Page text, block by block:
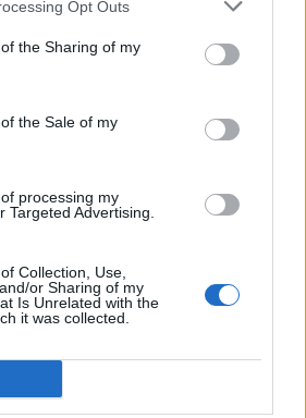
Opt Outs
the Sharing of my
the Sale of my
processing my
Targeted Advertising.
Collection, Use,
or Sharing of my
Is Unrelated with the
it was collected.
a adus României o
la ONU. Dragnea și
țările arabe, dar și pe cele
de idioți. Mihai Fifor: „Klaus
vinovat pentru eșecul de
sugativa nesătulă. A luat
Plumb. Un anti-european e
valorile europene!
a găsit vinovații